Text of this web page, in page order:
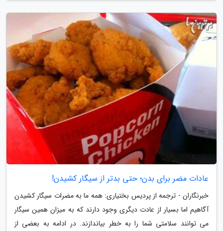
عادات مضر برای بدن؛ حتی بدتر از سیگار کشیدن!
خبرنگاران - ترجمه از پردیس بختیاری: همه ما به مضرات سیگار کشیدن
آگاهیم اما بسیار از عادت دیگری وجود دارند که به میزان همین سیگار
می توانند سلامتی شما را به خطر بیاندازند. در ادامه به بعضی از